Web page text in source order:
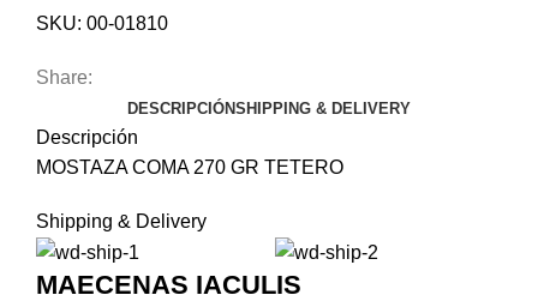
SKU: 00-01810
Share:
DESCRIPCIÓNSHIPPING & DELIVERY
Descripción
MOSTAZA COMA 270 GR TETERO
Shipping & Delivery
MAECENAS IACULIS